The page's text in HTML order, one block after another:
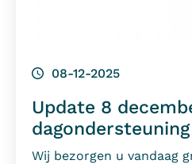
08-12-2025
Update 8
dagondersteuning
Wij bezorgen u vandaag